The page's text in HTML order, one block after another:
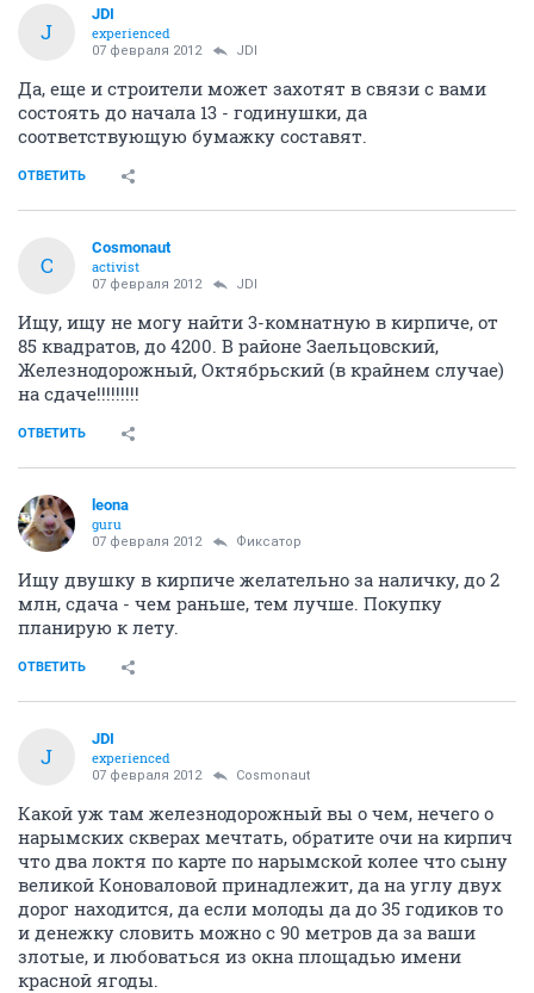
J
JDI
experienced
07 февраля 2012 JDI
Да, еще и строители может захотят в связи с вами
состоять до начала 13 - годинушки, да
соответствующую бумажку составят.
ОТВЕТИТЬ
C
Cosmonaut
activist
07 февраля 2012 JDI
Ищу, ищу не могу найти 3-комнатную в кирпиче, от
85 квадратов, до 4200. В районе Заельцовский,
Железнодорожный, Октябрьский (в крайнем случае)
на сдаче!!!!!!!!!
ОТВЕТИТЬ
leona
guru
07 февраля 2012 Фиксатоp
Ищу двушку в кирпиче желательно за наличку, до 2
млн, сдача - чем раньше, тем лучше. Покупку
планирую к лету.
ОТВЕТИТЬ
J
JDI
experienced
07 февраля 2012 Cosmonaut
Какой уж там железнодорожный вы о чем, нечего о
нарымских скверах мечтать, обратите очи на кирпич
что два локтя по карте по нарымской колее что сыну
великой Коноваловой принадлежит, да на углу двух
дорог находится, да если молоды да до 35 годиков то
и денежку словить можно с 90 метров да за ваши
злотые, и любоваться из окна площадью имени
красной ягоды.